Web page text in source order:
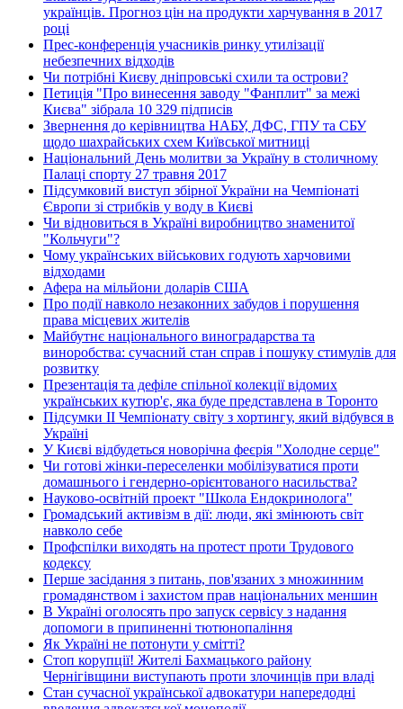
українців. Прогноз цін на продукти харчування в 2017
році
Прес-конференція учасників ринку утилізації
небезпечних відходів
Чи потрібні Києву дніпровські схили та острови?
Петиція "Про винесення заводу "Фанплит" за межі
Києва" зібрала 10 329 підписів
Звернення до керівництва НАБУ, ДФС, ГПУ та СБУ
щодо шахрайських схем Київської митниці
Національний День молитви за Україну в столичному
Палаці спорту 27 травня 2017
Підсумковий виступ збірної України на Чемпіонаті
Європи зі стрибків у воду в Києві
Чи відновиться в Україні виробництво знаменитої
"Кольчуги"?
Чому українських військових годують харчовими
відходами
Афера на мільйони доларів США
Про події навколо незаконних забудов і порушення
права місцевих жителів
Майбутнє національного виноградарства та
виноробства: сучасний стан справ і пошуку стимулів для
розвитку
Презентація та дефіле спільної колекції відомих
українських кутюр'є, яка буде представлена в Торонто
Підсумки ІІ Чемпіонату світу з хортингу, який відбувся в
Україні
У Києві відбудеться новорічна феєрія "Холодне серце"
Чи готові жінки-переселенки мобілізуватися проти
домашнього і гендерно-орієнтованого насильства?
Науково-освітній проект "Школа Ендокринолога"
Громадський активізм в дії: люди, які змінюють світ
навколо себе
Профспілки виходять на протест проти Трудового
кодексу
Перше засідання з питань, пов'язаних з множинним
громадянством і захистом прав національних меншин
В Україні оголосять про запуск сервісу з надання
допомоги в припиненні тютюнопаління
Як Україні не потонути у смітті?
Стоп корупції! Жителі Бахмацького району
Чернігівщини виступають проти злочинців при владі
Стан сучасної української адвокатури напередодні